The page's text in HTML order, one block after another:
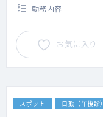
勤務内容
お気に入り
スポット 日勤（午後診）